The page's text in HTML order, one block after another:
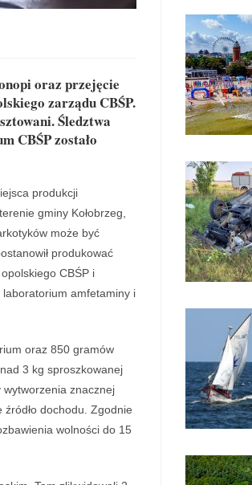
oraz przejęcie
zarządu CBŚP.
Śledztwa
CBŚP zostało
produkcji
gminy Kołobrzeg,
może być
produkować
CBŚP i
laboratorium amfetaminy i
oraz 850 gramów
3 kg sproszkowanej
znacznej
dochodu. Zgodnie
wolności do 15